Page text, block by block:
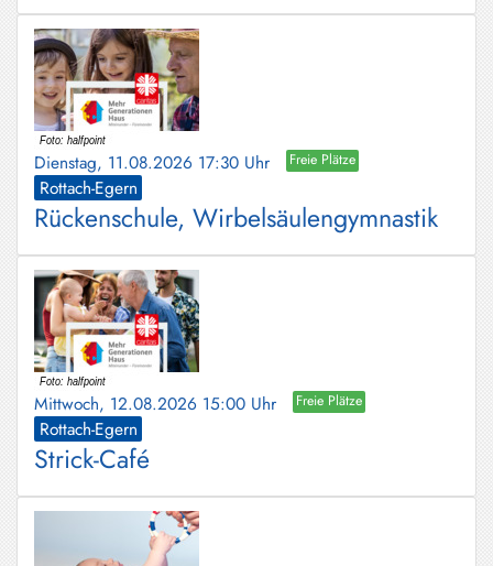
Dienstag, 11.08.2026 17:30 Uhr Freie Plätze
Rottach-Egern
Rückenschule, Wirbelsäulengymnastik
Mittwoch, 12.08.2026 15:00 Uhr Freie Plätze
Rottach-Egern
Strick-Café